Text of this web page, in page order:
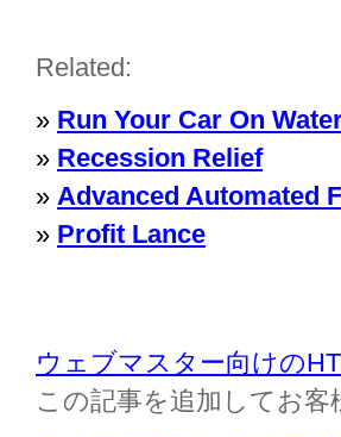
Related:
» Run Your Car On
» Recession Relief
» Advanced Automated
» Profit Lance
ウェブマスター向けの
この記事を追加してお